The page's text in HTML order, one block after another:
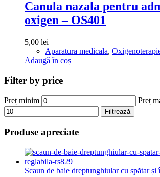
Canula nazala pentru
oxigen – OS401
5,00 lei
Aparatura medicala,
Adaugă în coș
Filter by price
Preț minim Preț
Filtrează
Produse apreciate
Scaun de baie dreptunghiular cu spătar